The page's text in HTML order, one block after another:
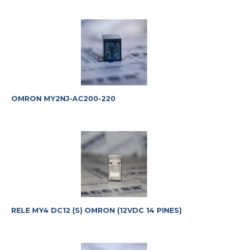
OMRON MY2NJ-AC200-220
RELE MY4 DC12 (S) OMRON (12VDC 14 PINES)